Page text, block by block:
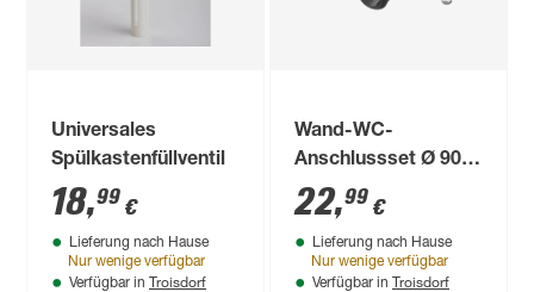
Universales
Spülkastenfüllventil
18,99 €
Lieferung nach Hause
Nur wenige verfügbar
Verfügbar in Troisdorf
Wand-WC-
Anschlussset Ø 90 x
180 mm
22,99 €
Lieferung nach Hause
Nur wenige verfügbar
Verfügbar in Troisdorf